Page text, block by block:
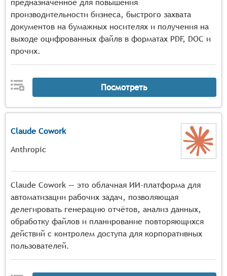
предназначенное для повышения
производительности бизнеса, быстрого захвата
документов на бумажных носителях и получения на
выходе оцифрованных файлв в форматах PDF, DOC и
прочих.
Посмотреть
Claude Cowork
Anthropic
Claude Cowork — это облачная ИИ-платформа для
автоматизации рабочих задач, позволяющая
делегировать генерацию отчётов, анализ данных,
обработку файлов и планирование повторяющихся
действий с контролем доступа для корпоративных
пользователей.